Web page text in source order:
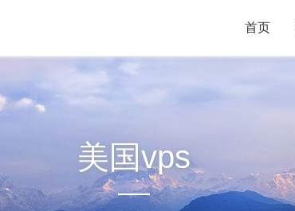
首页
首页
美国vps